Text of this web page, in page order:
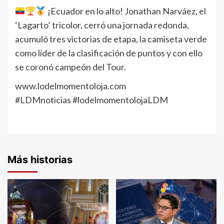
¡Ecuador en lo alto! Jonathan Narváez, el
‘Lagarto’ tricolor, cerró una jornada redonda,
acumuló tres victorias de etapa, la camiseta verde
como líder de la clasificación de puntos y con ello
se coronó campeón del Tour.
www.lodelmomentoloja.com
#LDMnoticias #lodelmomentolojaLDM
Más historias